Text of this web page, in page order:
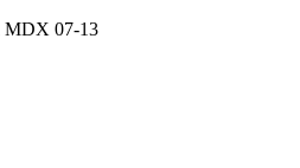
MDX 07-13